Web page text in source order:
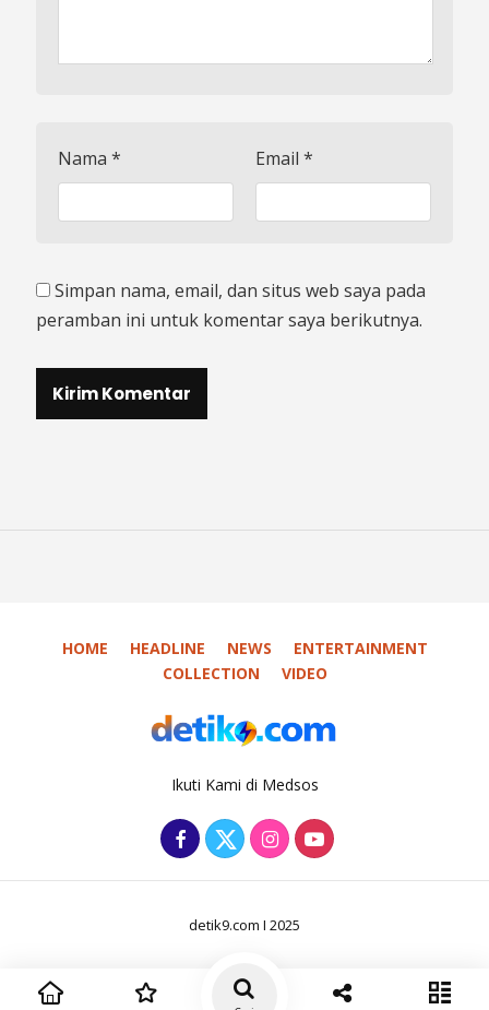
Nama * Email *
Simpan nama, email, dan situs web saya pada
peramban ini untuk komentar saya berikutnya.
HOME HEADLINE NEWS
ENTERTAINMENT
COLLECTION
VIDEO
Ikuti Kami di Medsos
detik9.com I 2025